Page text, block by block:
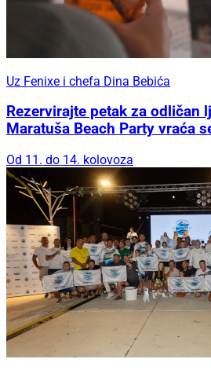
Uz Fenixe i chefa Dina Bebića
Rezervirajte petak za odličan
Maratuša Beach Party vraća
Od 11. do 14. kolovoza